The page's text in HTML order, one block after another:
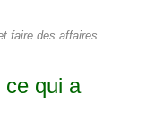
faire des affaires...
ce qui a